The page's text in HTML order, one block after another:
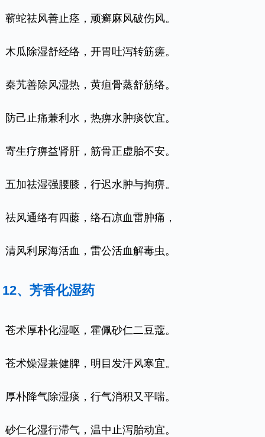
蕲蛇祛风善止痉，顽癣麻风破伤风。
木瓜除湿舒经络，开胃吐泻转筋瘥。
秦艽善除风湿热，黄疸骨蒸舒筋络。
防己止痛兼利水，热痹水肿痰饮宜。
寄生疗痹益肾肝，筋骨正虚胎不安。
五加祛湿强腰膝，行迟水肿与拘痹。
祛风通络有四藤，络石凉血雷肿痛，
清风利尿海活血，雷公活血解毒虫。
12、芳香化湿药
苍术厚朴化湿呕，霍佩砂仁二豆蔻。
苍术燥湿兼健脾，明目发汗风寒宜。
厚朴降气除湿痰，行气消积又平喘。
砂仁化湿行滞气，温中止泻胎动宜。